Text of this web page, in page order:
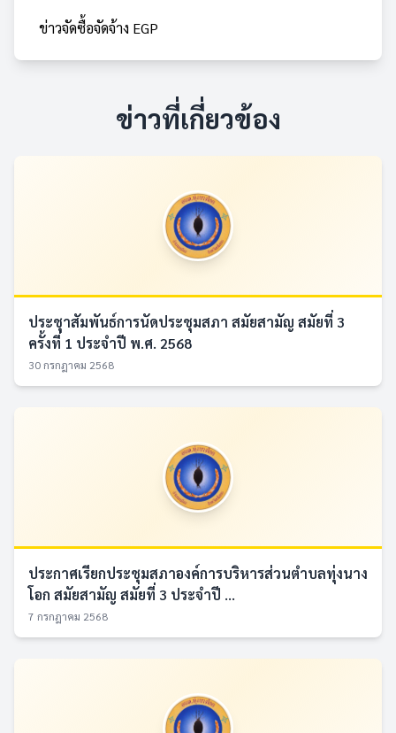
ข่าวจัดซื้อจัดจ้าง EGP
ข่าวที่เกี่ยวข้อง
ประชุาสัมพันธ์การนัดประชุมสภา สมัยสามัญ สมัยที่ 3
ครั้งที่ 1 ประจำปี พ.ศ. 2568
30 กรกฎาคม 2568
ประกาศเรียกประชุมสภาองค์การบริหารส่วนตำบลทุ่งนาง
โอก สมัยสามัญ สมัยที่ 3 ประจำปี ...
7 กรกฎาคม 2568